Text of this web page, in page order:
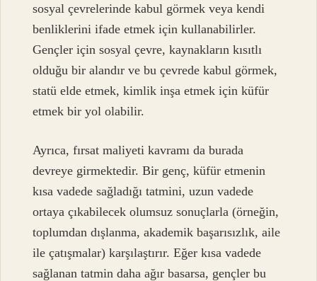
sosyal çevrelerinde kabul görmek veya kendi
benliklerini ifade etmek için kullanabilirler.
Gençler için sosyal çevre, kaynakların kısıtlı
olduğu bir alandır ve bu çevrede kabul görmek,
statü elde etmek, kimlik inşa etmek için küfür
etmek bir yol olabilir.
Ayrıca, fırsat maliyeti kavramı da burada
devreye girmektedir. Bir genç, küfür etmenin
kısa vadede sağladığı tatmini, uzun vadede
ortaya çıkabilecek olumsuz sonuçlarla (örneğin,
toplumdan dışlanma, akademik başarısızlık, aile
ile çatışmalar) karşılaştırır. Eğer kısa vadede
sağlanan tatmin daha ağır basarsa, gençler bu